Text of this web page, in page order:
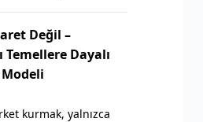
Değil –
Temellere Dayalı
kurmak, yalnızca